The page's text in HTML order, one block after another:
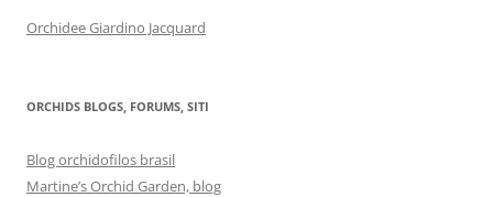
Orchidee Giardino Jacquard
ORCHIDS BLOGS, FORUMS, SITI
Blog orchidofilos brasil
Martine’s Orchid Garden, blog